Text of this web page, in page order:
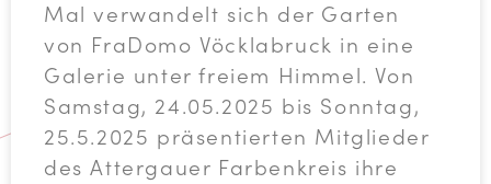
Mal verwandelt sich der Garten
von FraDomo Vöcklabruck in eine
Galerie unter freiem Himmel. Von
Samstag, 24.05.2025 bis Sonntag,
25.5.2025 präsentierten Mitglieder
des Attergauer Farbenkreis ihre